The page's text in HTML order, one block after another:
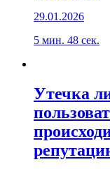
29.01.2026
5 мин. 48 сек.
Утечка